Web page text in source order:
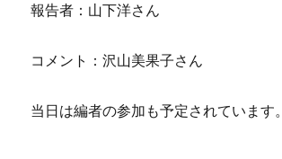
報告者：山下洋さん
コメント：沢山美果子さん
当日は編者の参加も予定されています。